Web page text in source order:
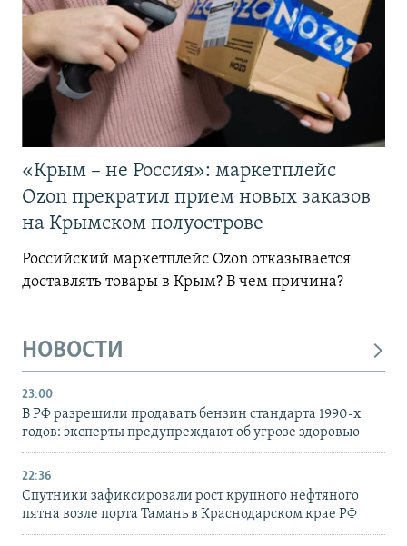
«Крым – не Россия»: маркетплейс
Ozon прекратил прием новых заказов
на Крымском полуострове
Российский маркетплейс Ozon отказывается
доставлять товары в Крым? В чем причина?
НОВОСТИ
23:00
В РФ разрешили продавать бензин стандарта 1990-х
годов: эксперты предупреждают об угрозе здоровью
22:36
Спутники зафиксировали рост крупного нефтяного
пятна возле порта Тамань в Краснодарском крае РФ